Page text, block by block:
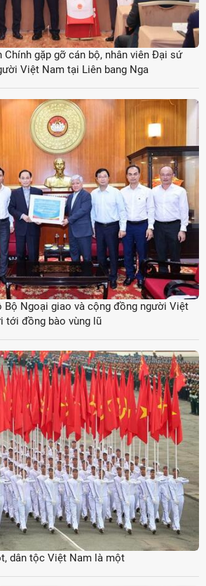
gặp gỡ cán bộ, nhân viên Đại sứ
Việt Nam tại Liên bang Nga
Bộ Ngoại giao và cộng đồng người Việt
tới đồng bào vùng lũ
dân tộc Việt Nam là một